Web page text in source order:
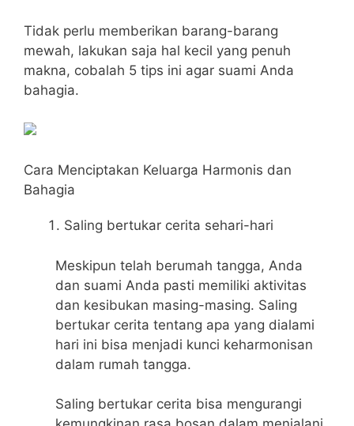
Tidak perlu memberikan barang-barang
mewah, lakukan saja hal kecil yang penuh
makna, cobalah 5 tips ini agar suami Anda
bahagia.
Cara Menciptakan Keluarga Harmonis dan
Bahagia
Saling bertukar cerita sehari-hari
Meskipun telah berumah tangga, Anda
dan suami Anda pasti memiliki aktivitas
dan kesibukan masing-masing. Saling
bertukar cerita tentang apa yang dialami
hari ini bisa menjadi kunci keharmonisan
dalam rumah tangga.
Saling bertukar cerita bisa mengurangi